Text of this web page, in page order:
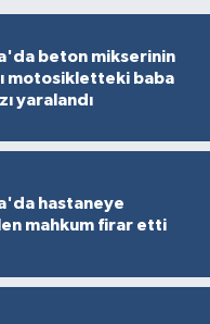
beton mikserinin
motosikletteki baba
yaralandı
hastaneye
mahkum firar etti